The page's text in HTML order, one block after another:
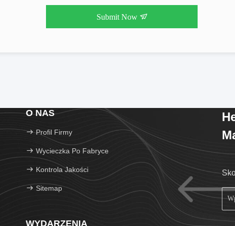
Submit Now
O NAS
Profil Firmy
Wycieczka Po Fabryce
Kontrola Jakości
Sitemap
WYDARZENIA